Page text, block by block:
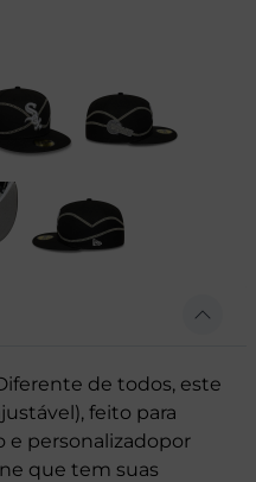
de todos, este
feito para
e personalizadopor
que tem suas